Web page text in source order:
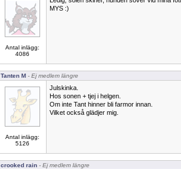
Antal inlägg:
4086
MYS :)
Tanten M - Ej medlem längre
Antal inlägg:
5126
Julskinka.
Hos sonen + tjej i helgen.
Om inte Tant hinner bli farmor innan.
Vilket också glädjer mig.
crooked rain - Ej medlem längre